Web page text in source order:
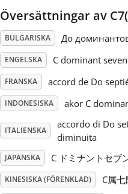
Português
Svenska
Tiếng Việt
Türkçe
Översättningar av
BULGARISKA До
ENGELSKA C dominant
FRANSKA accord de Do
INDONESISKA akor C
ITALIENSKA
accordo di Do
diminuita
JAPANSKA C ドミナントセブ
KINESISKA (FÖRENKLAD) C属